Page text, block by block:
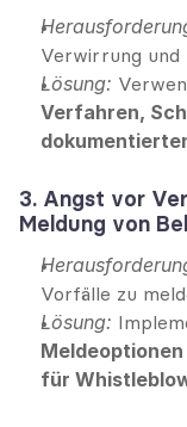
Verwirrung und
Lösung:
Verfahren,
3. Angst vor
Meldung von
Vorfälle zu
Lösung:
für